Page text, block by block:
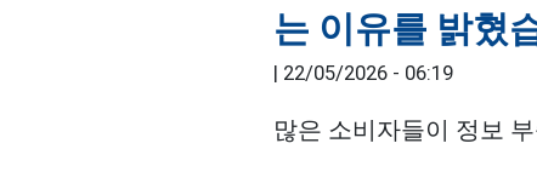
는 이유를 밝혔
| 22/05/2026 - 06:19
많은 소비자들이 정보